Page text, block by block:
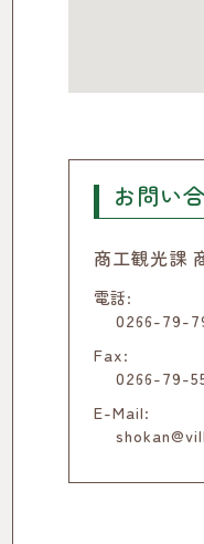
お問い
商工観光課
電話:
0266-79-
Fax:
0266-79-
E-Mail: